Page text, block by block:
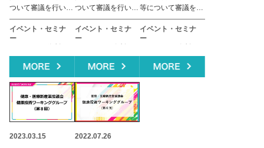
可）
ついて審議を行いま
す。資料及び視聴用
URLは前日中を目途
す。
イベント・セミナ
ー
お知らせ
ついて審議を行いま
す。資料及び視聴用
URLは前日中を目途
す。
イベント・セミナ
ー
お知らせ
等について審議を行
います。資料及び視
聴用URLは前日中を
定です。
イベント・セミナ
ー
お知らせ
2023.03.15 2022.07.26